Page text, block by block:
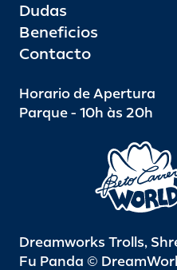
Dudas
Beneficios
Contacto
Horario de Apertura
Parque - 10h às 20h
Dreamworks Trolls,
Fu Panda ©